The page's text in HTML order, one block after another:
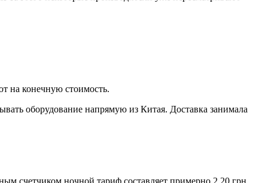
на конечную стоимость.
оборудование напрямую из Китая. Доставка занимала
счетчиком ночной тариф составляет примерно 2,20 грн.